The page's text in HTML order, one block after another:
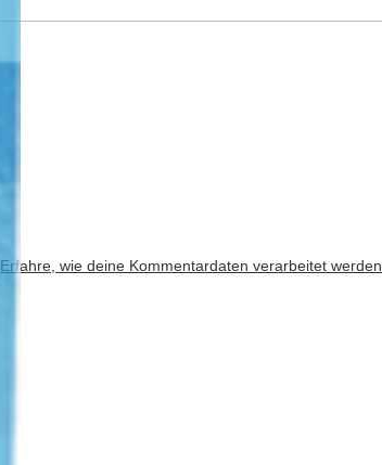
Erfahre, wie deine Kommentardaten verarbeitet werden.